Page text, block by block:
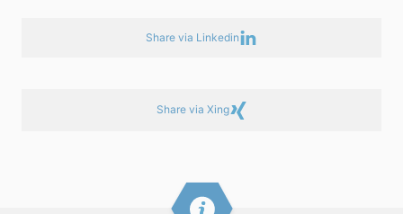
Share via Linkedin
Share via Xing